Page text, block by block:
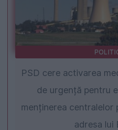
PSD cere activarea
de urgență pentru
menținerea centralelor
adresa lui